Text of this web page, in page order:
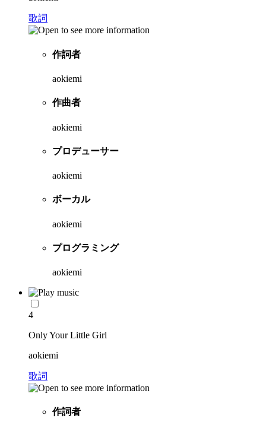
歌詞
作詞者
aokiemi
作曲者
aokiemi
プロデューサー
aokiemi
ボーカル
aokiemi
プログラミング
aokiemi
4
Only Your Little Girl
aokiemi
歌詞
作詞者